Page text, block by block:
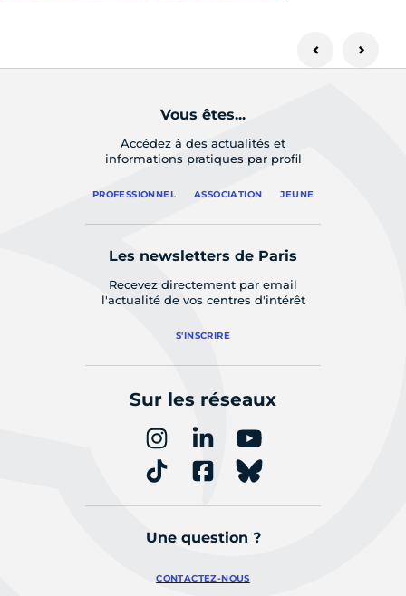
Vous êtes...
Accédez à des actualités et
informations pratiques par profil
PROFESSIONNEL ASSOCIATION JEUNE
Les newsletters de Paris
Recevez directement par email
l'actualité de vos centres d'intérêt
S'INSCRIRE
Sur les réseaux
Une question ?
CONTACTEZ-NOUS